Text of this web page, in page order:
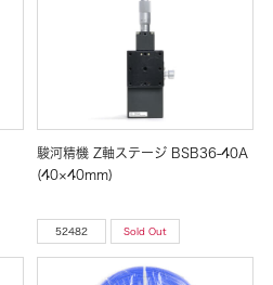
駿河精機 Z軸ステージ BSB36-40A
(40×40mm)
52482 Sold Out